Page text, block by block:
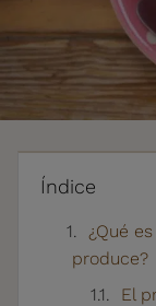
Índice
¿Qué
produce?
El